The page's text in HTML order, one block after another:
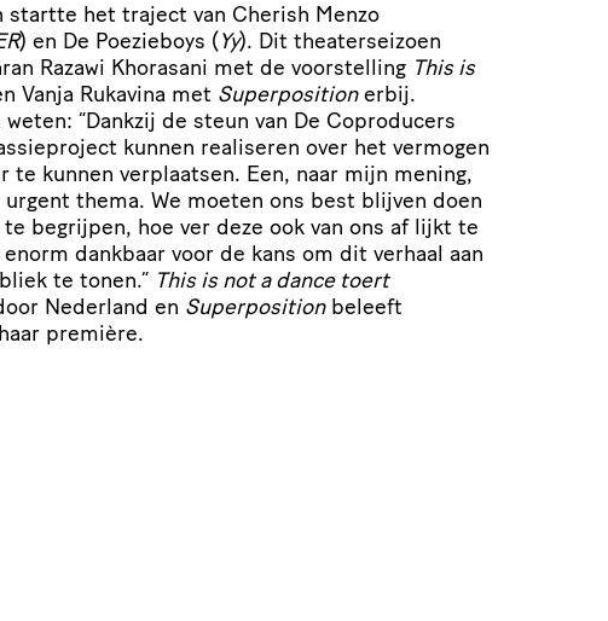
startte het traject van Cherish Menzo
) en De Poezieboys (Yy). Dit thea­ter­sei­zoen
Razawi Khorasani met de voor­stel­ling This is
Vanja Rukavina met Super­po­si­tionerbij.
weten: “Dankzij de steun van De Coproducers
kunnen realiseren over het vermogen
te kunnen verplaatsen. Een, naar mijn mening,
thema. We moeten ons best blijven doen
begrijpen, hoe ver deze ook van ons af lijkt te
dankbaar voor de kans om dit verhaal aan
te tonen.” This is not a dance toert
Nederland en Super­po­si­tionbeleeft
première.